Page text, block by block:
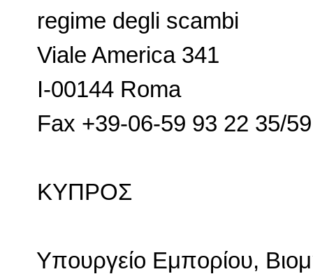
regime degli scambi
Viale America 341
I-00144 Roma
Fax +39-06-59 93 22 35/
ΚΥΠΡΟΣ
Υπουργείο Εμπορίου,